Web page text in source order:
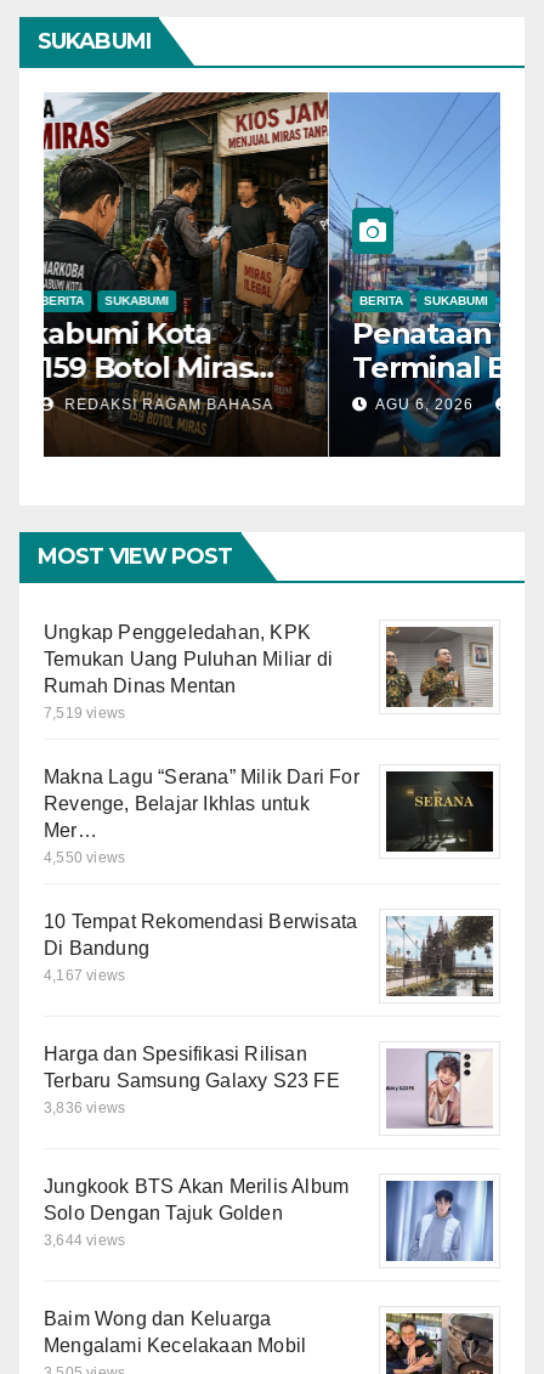
SUKABUMI
AGENDA KEGIATAN BERITA SUKABUMI
Polres Sukabumi Kota
Amankan 159 Botol Miras
Ilegal dari Tiga Lokasi dalam
Operasi Penyakit
AGU 7, 2026 REDAKSI RAGAM BAHASA
MOST VIEW POST
Ungkap Penggeledahan, KPK
Temukan Uang Puluhan Miliar di
Rumah Dinas Mentan
7,519 views
Makna Lagu “Serana” Milik Dari For
Revenge, Belajar Ikhlas untuk
Mer…
4,550 views
10 Tempat Rekomendasi Berwisata
Di Bandung
4,167 views
Harga dan Spesifikasi Rilisan
Terbaru Samsung Galaxy S23 FE
3,836 views
Jungkook BTS Akan Merilis Album
Solo Dengan Tajuk Golden
3,644 views
Baim Wong dan Keluarga
Mengalami Kecelakaan Mobil